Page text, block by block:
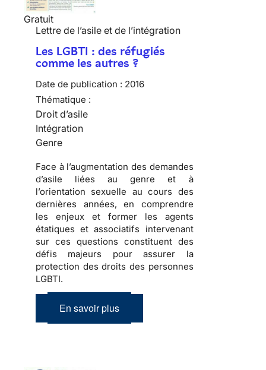
Gratuit
Lettre de l’asile et de l’intégration
Les LGBTI : des réfugiés
comme les autres ?
Date de publication : 2016
Thématique :
Droit d’asile
Intégration
Genre
Face à l’augmentation des demandes
d’asile liées au genre et à
l’orientation sexuelle au cours des
dernières années, en comprendre
les enjeux et former les agents
étatiques et associatifs intervenant
sur ces questions constituent des
défis majeurs pour assurer la
protection des droits des personnes
LGBTI.
En savoir plus